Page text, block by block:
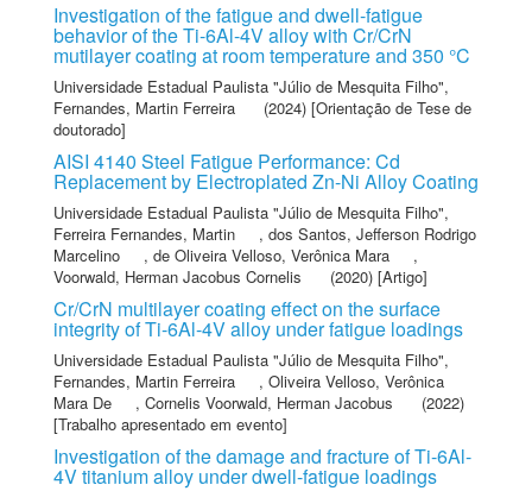
Investigation of the fatigue and dwell-fatigue
behavior of the Ti-6Al-4V alloy with Cr/CrN
mutilayer coating at room temperature and 350 °C
Universidade Estadual Paulista "Júlio de Mesquita Filho",
Fernandes, Martin Ferreira
(2024) [Orientação de Tese de
doutorado]
AISI 4140 Steel Fatigue Performance: Cd
Replacement by Electroplated Zn-Ni Alloy Coating
Universidade Estadual Paulista "Júlio de Mesquita Filho",
Ferreira Fernandes, Martin
, dos Santos, Jefferson Rodrigo
Marcelino
, de Oliveira Velloso, Verônica Mara
,
Voorwald, Herman Jacobus Cornelis
(2020) [Artigo]
Cr/CrN multilayer coating effect on the surface
integrity of Ti-6Al-4V alloy under fatigue loadings
Universidade Estadual Paulista "Júlio de Mesquita Filho",
Fernandes, Martin Ferreira
, Oliveira Velloso, Verônica
Mara De
, Cornelis Voorwald, Herman Jacobus
(2022)
[Trabalho apresentado em evento]
Investigation of the damage and fracture of Ti-6Al-
4V titanium alloy under dwell-fatigue loadings